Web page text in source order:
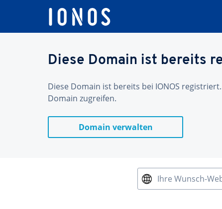
Diese Domain ist bereits
Diese Domain ist bereits bei IONOS
Domain zugreifen.
Domain verwalten
Ihre Wunsch-